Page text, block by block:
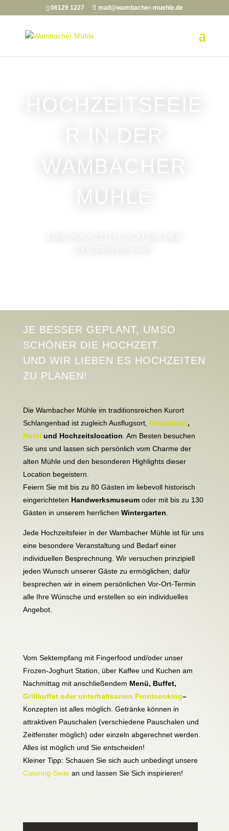
06129 1227 mail@wambacher-muehle.de
WAMBACHER
MÜHLE
JE BESSER GEPLANT, UMSO
SCHÖNER DIE HOCHZEIT.
UND WIR LIEBEN ES HOCHZEITEN
ZU PLANEN!
Die Wambacher Mühle im traditionsreichen Kurort
Schlangenbad ist zugleich Ausflugsort, Restaurant,
Hotel und Hochzeitslocation Am Besten besuchen
Sie uns und lassen sich persönlich vom Charme der
alten Mühle und den besonderen Highlights dieser
Location begeistern.
Feiern Sie mit bis zu 80 Gästen im liebevoll historisch
eingerichteten Handwerksmuseumoder mit bis zu 130
Gästen in unserem herrlichen Wintergarten
Jede Hochzeitsfeier in der Wambacher Mühle ist für uns
eine besondere Veranstaltung und Bedarf einer
individuellen Besprechnung. Wir versuchen prinzipiell
jeden Wunsch unserer Gäste zu ermöglichen; dafür
besprechen wir in einem persönlichen Vor-Ort-Termin
alle Ihre Wünsche und erstellen so ein individuelles
Angebot.
Vom Sektempfang mit Fingerfood und/oder unser
Frozen-Joghurt Station, über Kaffee und Kuchen am
Nachmittag mit anschließendem Menü, Buffet,
Grillbuffet oder unterhaltsamen Frontcooking–
Konzepten ist alles möglich. Getränke können in
attraktiven Pauschalen (verschiedene Pauschalen und
Zeitfenster möglich) oder einzeln abgerechnet werden.
Alles ist möglich und Sie entscheiden!
Kleiner Tipp: Schauen Sie sich auch unbedingt unsere
Catering-Seitean und lassen Sie Sich inspirieren!